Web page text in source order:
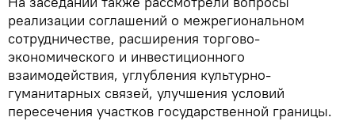
реализации соглашений о межрегиональном
сотрудничестве, расширения торгово-
экономического и инвестиционного
взаимодействия, углубления культурно-
гуманитарных связей, улучшения условий
пересечения участков государственной границы.